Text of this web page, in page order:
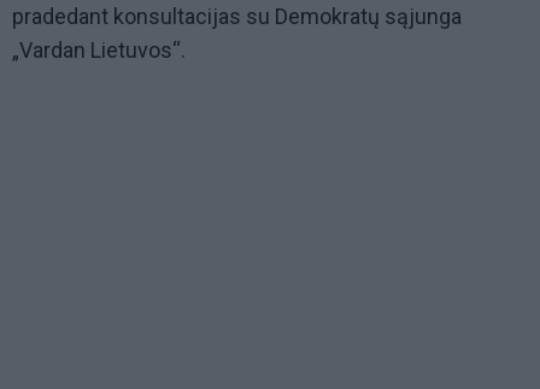
pradedant konsultacijas su Demokratų sąjunga
„Vardan Lietuvos“.